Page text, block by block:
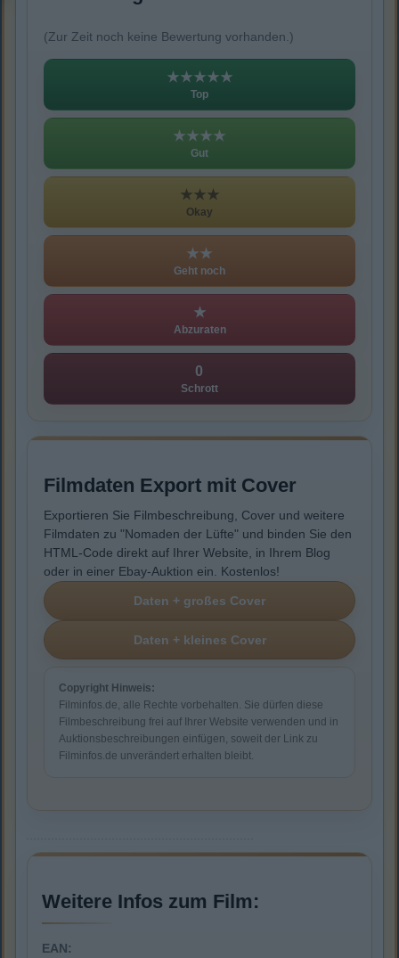
(Zur Zeit noch keine Bewertung vorhanden.)
★★★★★
Top
★★★★
Gut
★★★
Okay
★★
Geht noch
★
Abzuraten
0
Schrott
Filmdaten Export mit Cover
Exportieren Sie Filmbeschreibung, Cover und weitere
Filmdaten zu "Nomaden der Lüfte" und binden Sie den
HTML-Code direkt auf Ihrer Website, in Ihrem Blog
oder in einer Ebay-Auktion ein. Kostenlos!
Copyright Hinweis:
Filminfos.de, alle Rechte vorbehalten. Sie dürfen diese
Filmbeschreibung frei auf Ihrer Website verwenden und in
Auktionsbeschreibungen einfügen, soweit der Link zu
Filminfos.de unverändert erhalten bleibt.
Weitere Infos zum Film:
EAN: